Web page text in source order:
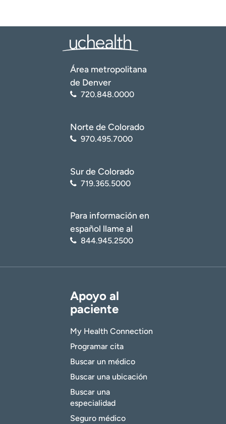
Área metropolitana
de Denver
720.848.0000
Norte de Colorado
970.495.7000
Sur de Colorado
719.365.5000
Para información en
español llame al
844.945.2500
Apoyo al
paciente
My Health Connection
Programar cita
Buscar un médico
Buscar una ubicación
Buscar una
especialidad
Seguro médico